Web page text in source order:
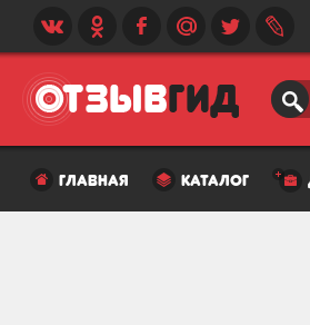
главная каталог